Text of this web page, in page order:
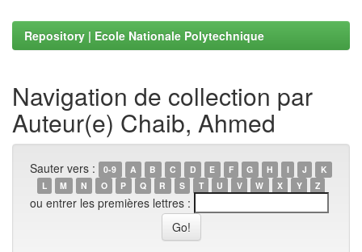
Repository | Ecole Nationale Polytechnique
Navigation de collection par
Auteur(e) Chaib, Ahmed
Sauter vers : 0-9 A B C D E F G H I J
K
L
M N O P Q R S T U V W X Y Z
ou entrer les premières lettres :